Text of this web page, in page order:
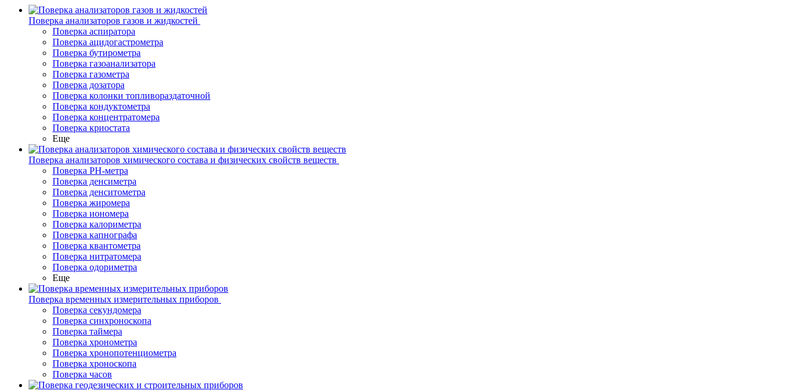
Поверка анализаторов газов и жидкостей
Поверка аспиратора
Поверка ацидогастрометра
Поверка бутирометра
Поверка газоанализатора
Поверка газометра
Поверка дозатора
Поверка колонки топливораздаточной
Поверка кондуктометра
Поверка концентратомера
Поверка криостата
Еще
Поверка анализаторов химического состава и физических свойств веществ
Поверка PH-метра
Поверка денсиметра
Поверка денситометра
Поверка жиромера
Поверка иономера
Поверка калориметра
Поверка капнографа
Поверка квантометра
Поверка нитратомера
Поверка одориметра
Еще
Поверка временных измерительных приборов
Поверка секундомера
Поверка синхроноскопа
Поверка таймера
Поверка хронометра
Поверка хронопотенциометра
Поверка хроноскопа
Поверка часов